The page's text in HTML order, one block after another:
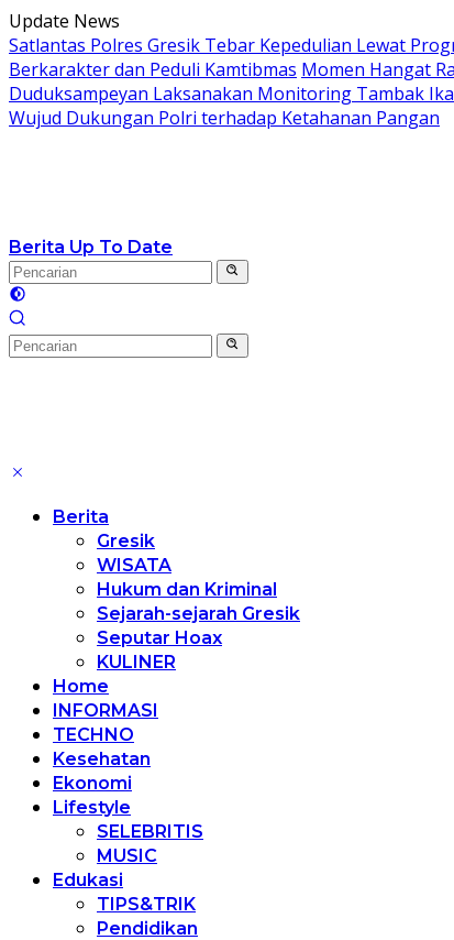
Langsung
ke
konten
Update News
Satlantas Polres Gresik Tebar Kepedulian Lewat
Berkarakter dan Peduli Kamtibmas Momen Hangat
Duduksampeyan Laksanakan Monitoring Tambak
Wujud Dukungan Polri terhadap Ketahanan Pangan
Berita Up To Date
Berita
Gresik
WISATA
Hukum dan Kriminal
Sejarah-sejarah Gresik
Seputar Hoax
KULINER
Home
INFORMASI
TECHNO
Kesehatan
Ekonomi
Lifestyle
SELEBRITIS
MUSIC
Edukasi
TIPS&TRIK
Pendidikan